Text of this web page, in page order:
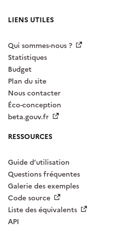
LIENS UTILES
Qui sommes-nous ?
Statistiques
Budget
Plan du site
Nous contacter
Éco-conception
beta.gouv.fr
RESSOURCES
Guide d’utilisation
Questions fréquentes
Galerie des exemples
Code source
Liste des équivalents
API